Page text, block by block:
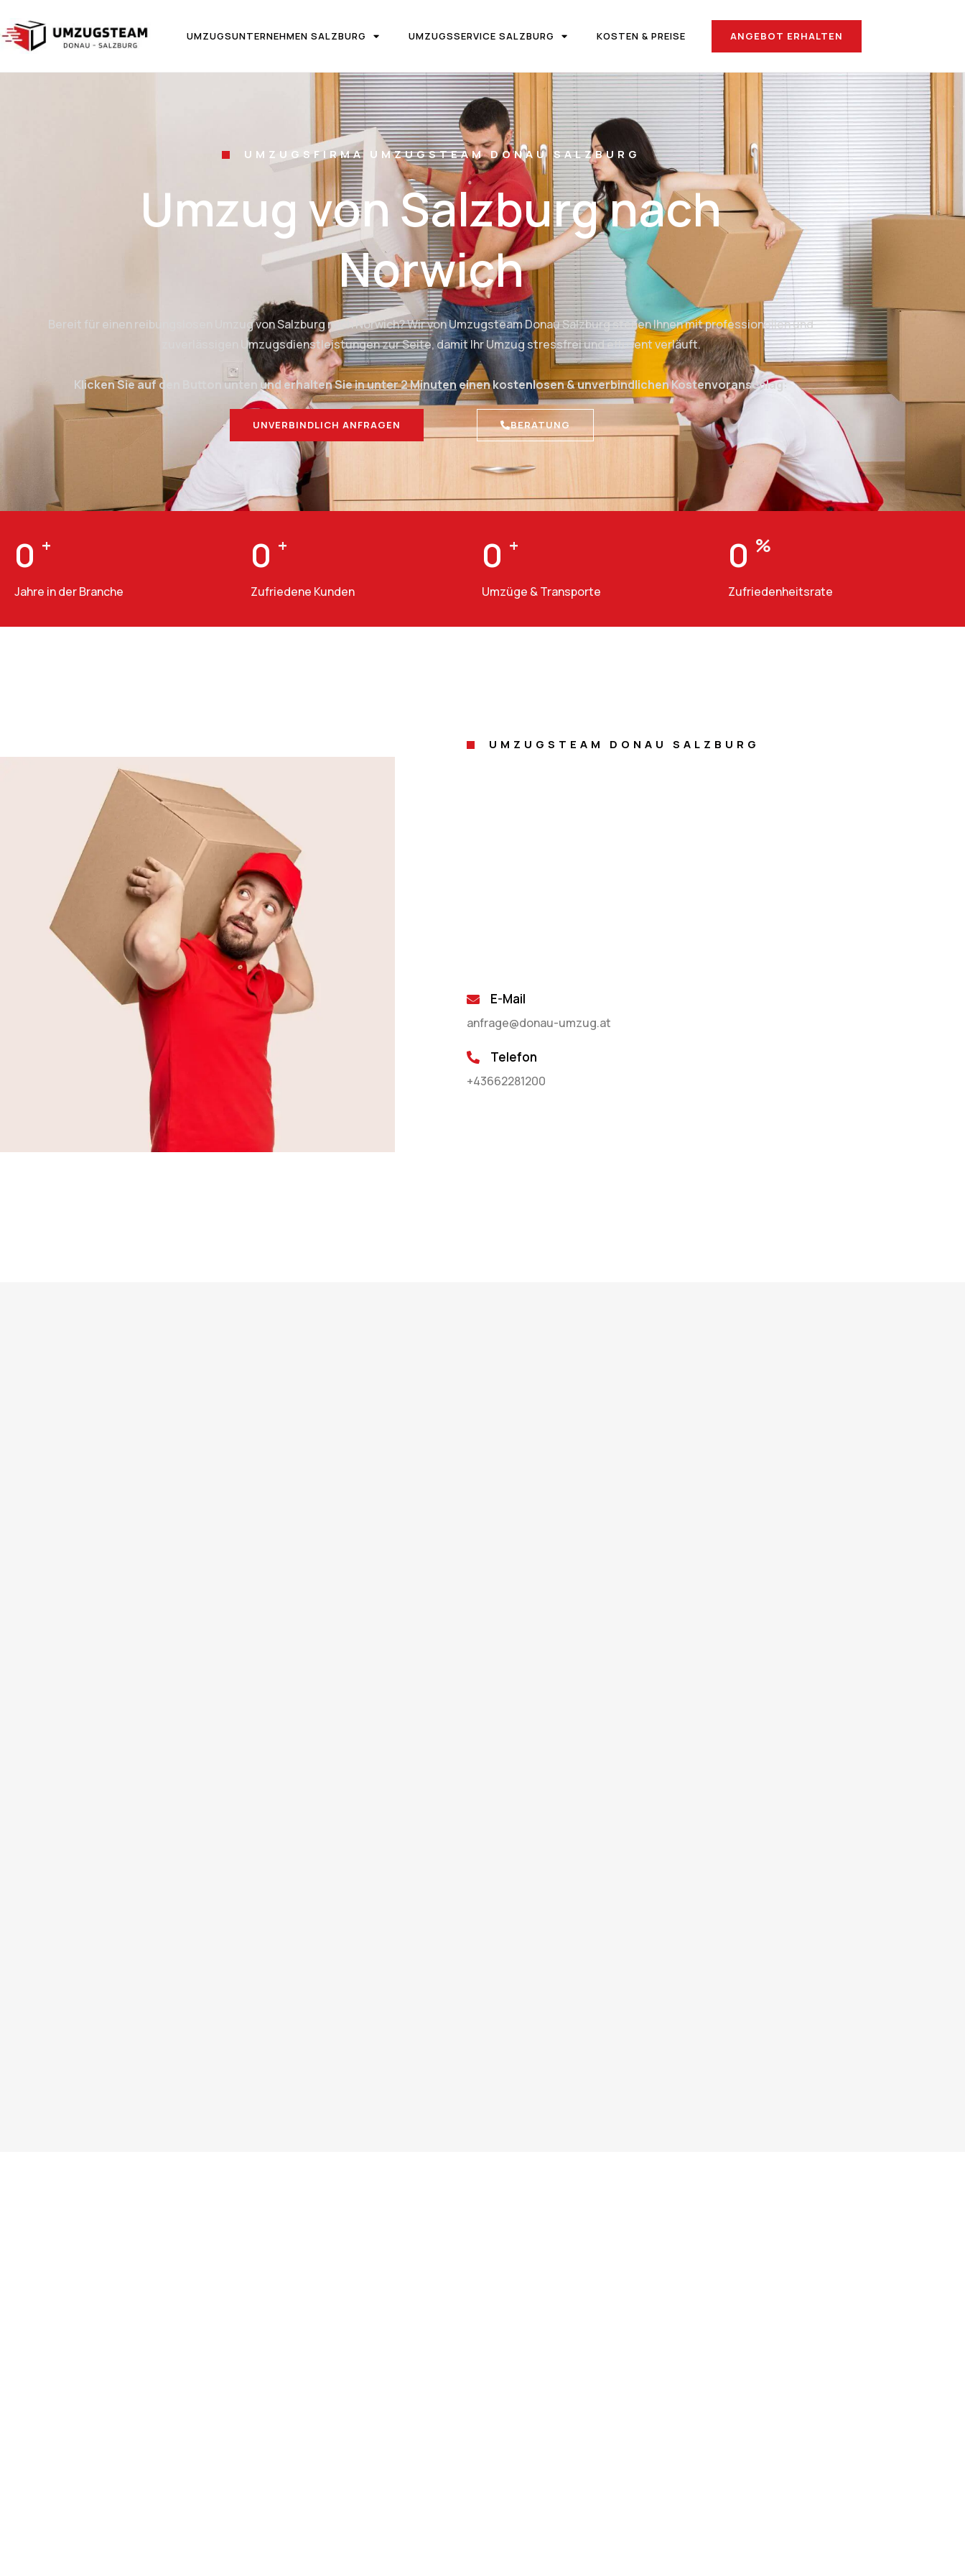
UMZUGSUNTERNEHMEN SALZBURG UMZUGSSERVICE SALZBURG KOSTEN & PREISE ANGEBOT ERHALTEN
UMZUGSFIRMA UMZUGSTEAM DONAU SALZBURG
Umzug von Salzburg nach
Norwich
Bereit für einen reibungslosen Umzug von Salzburg nach Norwich? Wir von Umzugsteam Donau Salzburg stehen Ihnen mit professionellen und
zuverlässigen Umzugsdienstleistungen zur Seite, damit Ihr Umzug stressfrei und effizient verläuft.
Klicken Sie auf den Button unten und erhalten Siein unter 2 Minuten einen kostenlosen & unverbindlichen Kostenvoranschlag:
UNVERBINDLICH ANFRAGEN BERATUNG
0 +
Jahre in der Branche
0 +
Zufriedene Kunden
0 +
Umzüge & Transporte
0 %
Zufriedenheitsrate
UMZUGSTEAM DONAU SALZBURG
E-Mail
anfrage@donau-umzug.at
Telefon
+43662281200